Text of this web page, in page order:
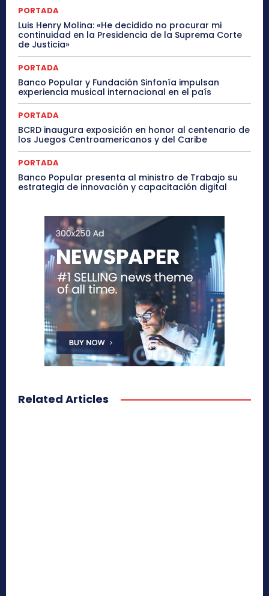
PORTADA
Luis Henry Molina: «He decidido no procurar mi
continuidad en la Presidencia de la Suprema Corte
de Justicia»
PORTADA
Banco Popular y Fundación Sinfonía impulsan
experiencia musical internacional en el país
PORTADA
BCRD inaugura exposición en honor al centenario de
los Juegos Centroamericanos y del Caribe
PORTADA
Banco Popular presenta al ministro de Trabajo su
estrategia de innovación y capacitación digital
Related Articles